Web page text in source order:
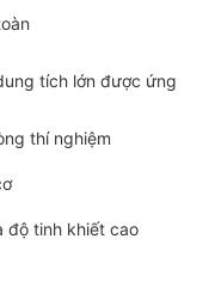
tích lớn được ứng
thí nghiệm
độ tinh khiết cao